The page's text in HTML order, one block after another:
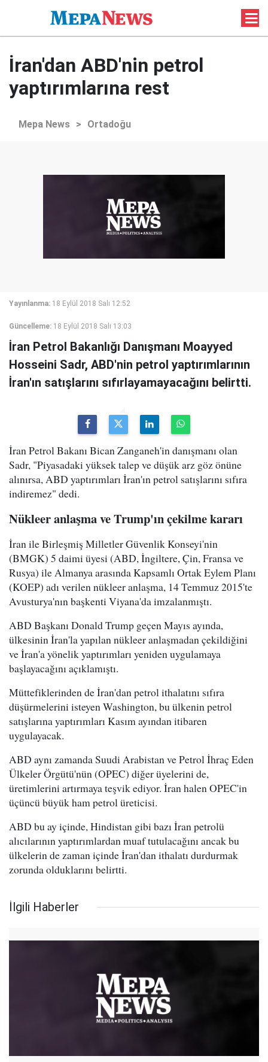
İran'dan ABD'nin petrol
yaptırımlarına rest
Mepa News > Ortadoğu
Yayınlanma: 18 Eylül 2018 Salı 12:52
Güncelleme: 18 Eylül 2018 Salı 13:03
İran Petrol Bakanlığı Danışmanı Moayyed
Hosseini Sadr, ABD'nin petrol yaptırımlarının
İran'ın satışlarını sıfırlayamayacağını belirtti.
İran Petrol Bakanı Bican Zanganeh'in danışmanı olan
Sadr, "Piyasadaki yüksek talep ve düşük arz göz önüne
alınırsa, ABD yaptırımları İran'ın petrol satışlarını sıfıra
indiremez" dedi.
Nükleer anlaşma ve Trump'ın çekilme kararı
İran ile Birleşmiş Milletler Güvenlik Konseyi'nin
(BMGK) 5 daimi üyesi (ABD, İngiltere, Çin, Fransa ve
Rusya) ile Almanya arasında Kapsamlı Ortak Eylem Planı
(KOEP) adı verilen nükleer anlaşma, 14 Temmuz 2015'te
Avusturya'nın başkenti Viyana'da imzalanmıştı.
ABD Başkanı Donald Trump geçen Mayıs ayında,
ülkesinin İran'la yapılan nükleer anlaşmadan çekildiğini
ve İran'a yönelik yaptırımları yeniden uygulamaya
başlayacağını açıklamıştı.
Müttefiklerinden de İran'dan petrol ithalatını sıfıra
düşürmelerini isteyen Washington, bu ülkenin petrol
satışlarına yaptırımları Kasım ayından itibaren
uygulayacak.
ABD aynı zamanda Suudi Arabistan ve Petrol İhraç Eden
Ülkeler Örgütü'nün (OPEC) diğer üyelerini de,
üretimlerini artırmaya teşvik ediyor. İran halen OPEC'in
üçüncü büyük ham petrol üreticisi.
ABD bu ay içinde, Hindistan gibi bazı İran petrolü
alıcılarının yaptırımlardan muaf tutulacağını ancak bu
ülkelerin de zaman içinde İran'dan ithalatı durdurmak
zorunda olduklarını belirtti.
İlgili Haberler